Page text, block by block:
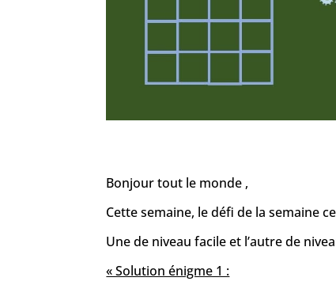
Bonjour tout le monde ,
Cette semaine, le défi de la semaine
Une de niveau facile et l’autre de
« Solution énigme 1 :